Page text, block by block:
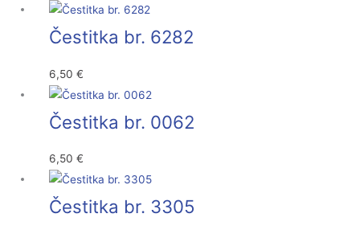
Čestitka br. 6282
6,50€
Čestitka br. 0062
6,50€
Čestitka br. 3305